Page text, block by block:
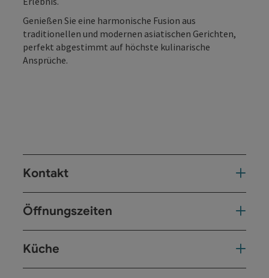
Genießen Sie eine harmonische Fusion aus
traditionellen und modernen asiatischen Gerichten,
perfekt abgestimmt auf höchste kulinarische
Ansprüche.
Kontakt
Öffnungszeiten
Küche